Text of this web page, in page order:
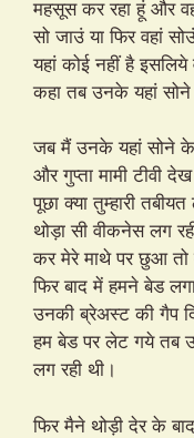
महसूस कर रहा हूं और
सो जाउं या फिर वहां
यहां कोई नहीं है
कहा तब उनके यहां
जब मैं उनके यहां सोने के
और गुप्ता मामी टीवी
पूछा क्या तुम्हारी
थोड़ा सी वीकनेस लग
कर मेरे माथे पर छुआ तो
फिर बाद में हमने बेड
उनकी ब्रेअस्ट की गैप
हम बेड पर लेट गये तब
लग रही थी।
फिर मैने थोड़ी देर के